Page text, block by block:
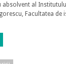
absolvent al
Facultatea de